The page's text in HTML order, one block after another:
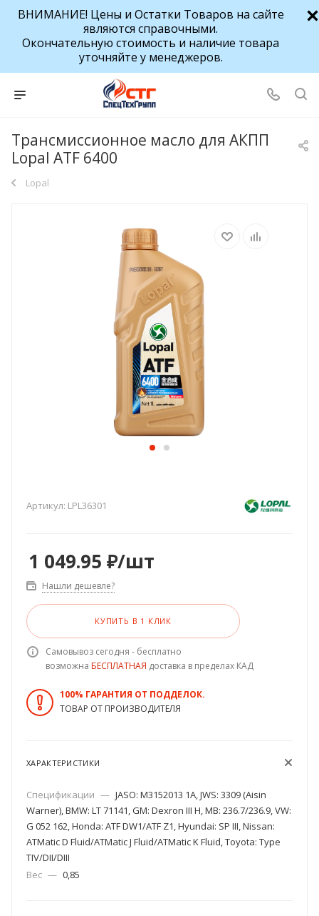
ВНИМАНИЕ! Цены и Остатки Товаров на сайте
являются справочными.
Окончательную стоимость и наличие товара
уточняйте у менеджеров.
Трансмиссионное масло для АКПП
Lopal ATF 6400
Lopal
Артикул: LPL36301
1 049.95 ₽/шт
Нашли дешевле?
КУПИТЬ В 1 КЛИК
Самовывоз сегодня - бесплатно
возможна БЕСПЛАТНАЯ доставка в пределах КАД
100% ГАРАНТИЯ ОТ ПОДДЕЛОК.
ТОВАР ОТ ПРОИЗВОДИТЕЛЯ
ХАРАКТЕРИСТИКИ
Спецификации — JASO: M3152013 1A, JWS: 3309 (Aisin
Warner), BMW: LT 71141, GM: Dexron III H, MB: 236.7/236.9, VW:
G 052 162, Honda: ATF DW1/ATF Z1, Hyundai: SP III, Nissan:
ATMatic D Fluid/ATMatic J Fluid/ATMatic K Fluid, Toyota: Type
TIV/DII/DIII
Вес — 0,85